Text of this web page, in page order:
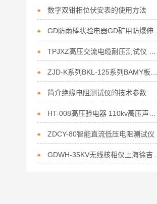
数字双钳相位伏安表的使用方法
GD防雨棒状验电器GD矿用防爆伸缩式高压验电
简介绝缘电阻测试仪的技术参数
ZDCY-80智能直流低压电阻测试仪